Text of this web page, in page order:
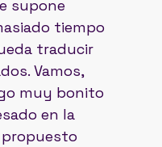
supone
tiempo
traducir
Vamos,
muy bonito
en la
propuesto